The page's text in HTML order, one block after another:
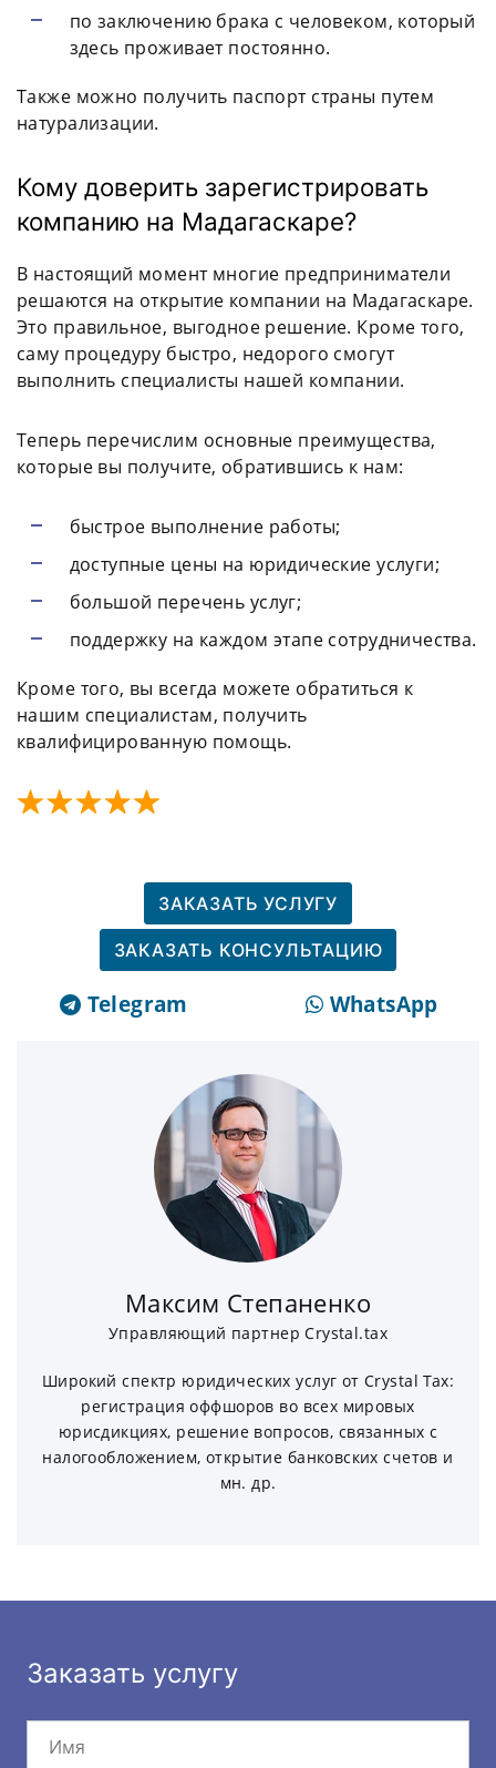
по заключению брака с человеком, который
здесь проживает постоянно.
Также можно получить паспорт страны путем
натурализации.
Кому доверить зарегистрировать
компанию на Мадагаскаре?
В настоящий момент многие предприниматели
решаются на открытие компании на Мадагаскаре.
Это правильное, выгодное решение. Кроме того,
саму процедуру быстро, недорого смогут
выполнить специалисты нашей компании.
Теперь перечислим основные преимущества,
которые вы получите, обратившись к нам:
быстрое выполнение работы;
доступные цены на юридические услуги;
большой перечень услуг;
поддержку на каждом этапе сотрудничества.
Кроме того, вы всегда можете обратиться к
нашим специалистам, получить
квалифицированную помощь.
ЗАКАЗАТЬ УСЛУГУ
ЗАКАЗАТЬ КОНСУЛЬТАЦИЮ
Telegram WhatsApp
Максим Степаненко
Управляющий партнер Crystal.tax
Широкий спектр юридических услуг от Crystal Tax:
регистрация оффшоров во всех мировых
юрисдикциях, решение вопросов, связанных с
налогообложением, открытие банковских счетов и
мн. др.
Заказать услугу